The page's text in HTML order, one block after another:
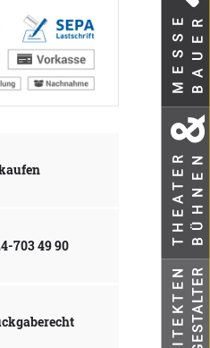
703 49 90
M
E
S
S
E
B
A
U
ER
THEATERBÜHNEN